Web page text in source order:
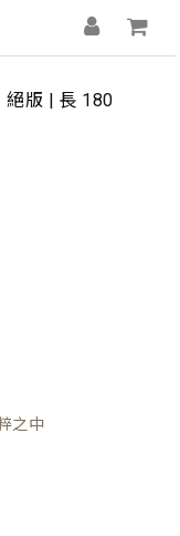
絕版 | 長 180
之中